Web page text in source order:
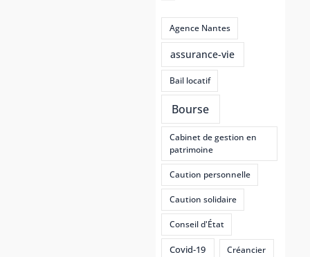
Agence Nantes
assurance-vie
Bail locatif
Bourse
Cabinet de gestion en
patrimoine
Caution personnelle
Caution solidaire
Conseil d'État
Covid-19 Créancier